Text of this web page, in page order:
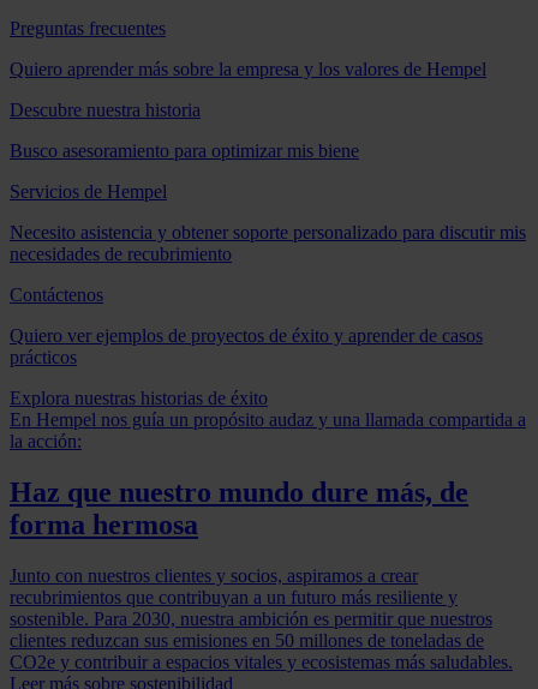
Preguntas frecuentes
Quiero aprender más sobre la empresa y los valores de Hempel
Descubre nuestra historia
Busco asesoramiento para optimizar mis biene
Servicios de Hempel
Necesito asistencia y obtener soporte personalizado para discutir mis
necesidades de recubrimiento
Contáctenos
Quiero ver ejemplos de proyectos de éxito y aprender de casos
prácticos
Explora nuestras historias de éxito
En Hempel nos guía un propósito audaz y una llamada compartida a
la acción:
Haz que nuestro mundo dure más, de
forma hermosa
Junto con nuestros clientes y socios, aspiramos a crear
recubrimientos que contribuyan a un futuro más resiliente y
sostenible. Para 2030, nuestra ambición es permitir que nuestros
clientes reduzcan sus emisiones en 50 millones de toneladas de
CO2e y contribuir a espacios vitales y ecosistemas más saludables.
Leer más sobre sostenibilidad